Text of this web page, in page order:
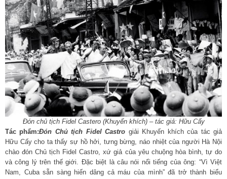
Đón chủ tịch Fidel Castero (Khuyến khích) – tác giả: Hữu Cấy
Tác phẩm:Đón Chủ tịch Fidel Castro giải Khuyến khích của tác giả
Hữu Cấy cho ta thấy sự hồ hởi, tưng bừng, náo nhiệt của người Hà Nội
chào đón Chủ tịch Fidel Castro, xứ giả của yêu chuộng hòa bình, tự do
và công lý trên thế giới. Đặc biệt là câu nói nổi tiếng của ông: “Vì Việt
Nam, Cuba sẵn sàng hiến dâng cả máu của mình” đã trở thành biểu